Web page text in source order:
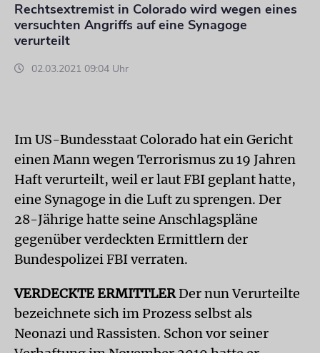
Rechtsextremist in Colorado wird wegen eines
versuchten Angriffs auf eine Synagoge
verurteilt
02.03.2021 09:04 Uhr
Im US-Bundesstaat Colorado hat ein Gericht
einen Mann wegen Terrorismus zu 19 Jahren
Haft verurteilt, weil er laut FBI geplant hatte,
eine Synagoge in die Luft zu sprengen. Der
28-Jährige hatte seine Anschlagspläne
gegenüber verdeckten Ermittlern der
Bundespolizei FBI verraten.
VERDECKTE ERMITTLERDer nun Verurteilte
bezeichnete sich im Prozess selbst als
Neonazi und Rassisten. Schon vor seiner